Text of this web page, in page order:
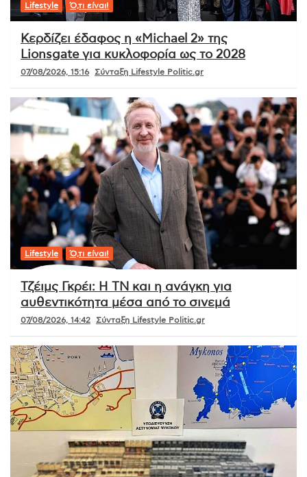
Lifestyle Ό,τι είναι!
Κερδίζει έδαφος η «Michael 2» της
Lionsgate για κυκλοφορία ως το 2028
07/08/2026, 15:16 Σύνταξη Lifestyle Politic.gr
Lifestyle Ό,τι είναι!
Τζέιμς Γκρέι: Η ΤΝ και η ανάγκη για
αυθεντικότητα μέσα από το σινεμά
07/08/2026, 14:42 Σύνταξη Lifestyle Politic.gr